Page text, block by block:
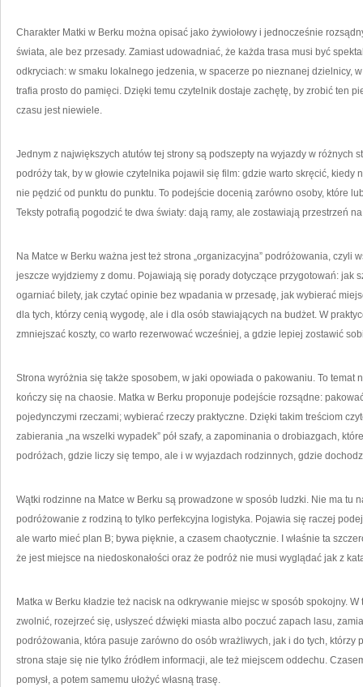
Charakter Matki w Berku można opisać jako żywiołowy i jednocześnie
świata, ale bez przesady. Zamiast udowadniać, że każda trasa musi być
odkryciach: w smaku lokalnego jedzenia, w spacerze po nieznanej dzielnicy,
trafia prosto do pamięci. Dzięki temu czytelnik dostaje zachętę, by zrobić ten
czasu jest niewiele.
Jednym z największych atutów tej strony są podszepty na wyjazdy w różnych
podróży tak, by w głowie czytelnika pojawił się film: gdzie warto skręcić, kiedy
nie pędzić od punktu do punktu. To podejście docenią zarówno osoby, które
Teksty potrafią pogodzić te dwa światy: dają ramy, ale zostawiają przestrzeń
Na Matce w Berku ważna jest też strona „organizacyjna” podróżowania, czyli
jeszcze wyjdziemy z domu. Pojawiają się porady dotyczące przygotowań: jak
ogarniać bilety, jak czytać opinie bez wpadania w przesadę, jak wybierać
dla tych, którzy cenią wygodę, ale i dla osób stawiających na budżet. W
zmniejszać koszty, co warto rezerwować wcześniej, a gdzie lepiej zostawić
Strona wyróżnia się także sposobem, w jaki opowiada o pakowaniu. To temat
kończy się na chaosie. Matka w Berku proponuje podejście rozsądne:
pojedynczymi rzeczami; wybierać rzeczy praktyczne. Dzięki takim treściom
zabierania „na wszelki wypadek” pół szafy, a zapominania o drobiazgach,
podróżach, gdzie liczy się tempo, ale i w wyjazdach rodzinnych, gdzie
Wątki rodzinne na Matce w Berku są prowadzone w sposób ludzki. Nie ma tu
podróżowanie z rodziną to tylko perfekcyjna logistyka. Pojawia się raczej
ale warto mieć plan B; bywa pięknie, a czasem chaotycznie. I właśnie ta
że jest miejsce na niedoskonałości oraz że podróż nie musi wyglądać jak z
Matka w Berku kładzie też nacisk na odkrywanie miejsc w sposób spokojny.
zwolnić, rozejrzeć się, usłyszeć dźwięki miasta albo poczuć zapach lasu,
podróżowania, która pasuje zarówno do osób wrażliwych, jak i do tych, którzy
strona staje się nie tylko źródłem informacji, ale też miejscem oddechu.
pomysł, a potem samemu ułożyć własną trasę.